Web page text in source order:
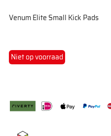
van
gallerij
van
gallerij
Venum Elite Small Kick Pads
Niet op voorraad